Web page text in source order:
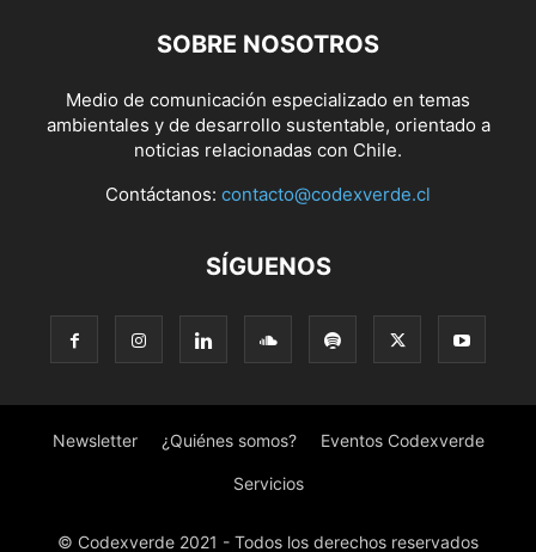
SOBRE NOSOTROS
Medio de comunicación especializado en temas
ambientales y de desarrollo sustentable, orientado a
noticias relacionadas con Chile.
Contáctanos: contacto@codexverde.cl
SÍGUENOS
Newsletter ¿Quiénes somos? Eventos Codexverde
Servicios
© Codexverde 2021 - Todos los derechos reservados